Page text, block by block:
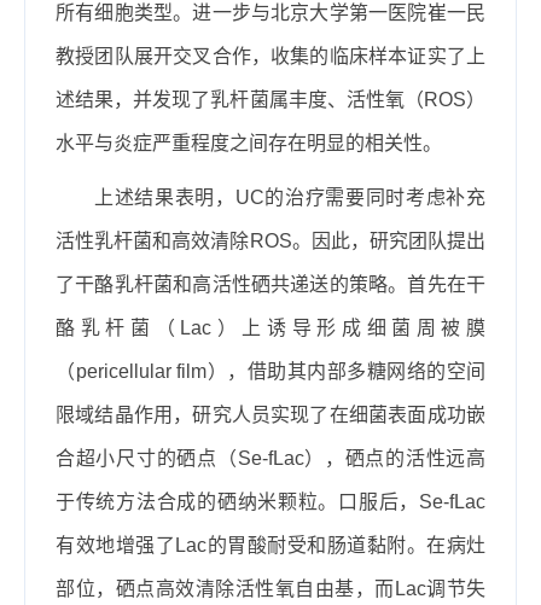
所有细胞类型。进一步与北京大学第一医院崔一民
教授团队展开交叉合作，收集的临床样本证实了上
述结果，并发现了乳杆菌属丰度、活性氧（ROS）
水平与炎症严重程度之间存在明显的相关性。
上述结果表明， UC的治疗需要同时考虑补充
活性乳杆菌和高效清除ROS。因此，研究团队提出
了干酪乳杆菌和高活性硒共递送的策略。首先在干
酪乳杆菌（ Lac ）上诱导形成细菌周被膜
（pericellular film），借助其内部多糖网络的空间
限域结晶作用，研究人员实现了在细菌表面成功嵌
合超小尺寸的硒点（Se-fLac），硒点的活性远高
于传统方法合成的硒纳米颗粒。口服后， Se-fLac
有效地增强了 Lac的胃酸耐受和肠道黏附。在病灶
部位，硒点高效清除活性氧自由基，而 Lac调节失